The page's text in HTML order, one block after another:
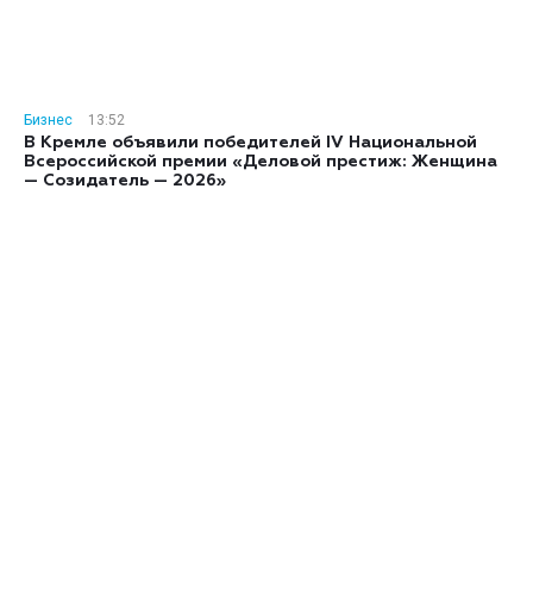
Бизнес
13:52
В Кремле объявили победителей IV Национальной
Всероссийской премии «Деловой престиж: Женщина
— Созидатель — 2026»